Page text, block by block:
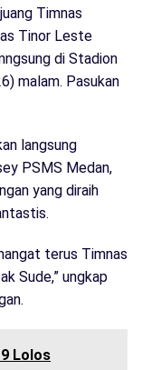
Timnas
Tinor Leste
di Stadion
malam. Pasukan
langsung
PSMS Medan,
yang diraih
terus Timnas
Sude,” ungkap
Lolos